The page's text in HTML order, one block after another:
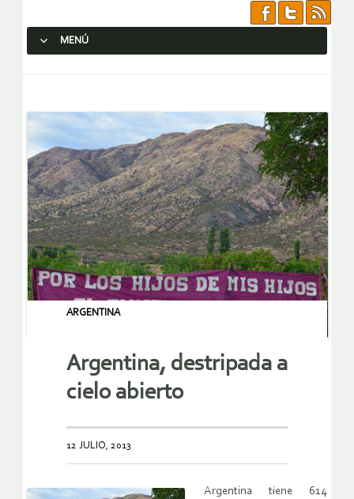
MENÚ
ARGENTINA
Argentina, destripada a
cielo abierto
12 JULIO, 2013
Argentina tiene 614